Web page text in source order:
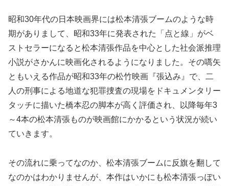
昭和30年代の日本映画界には松本清張ブームのような時
期がありまして、昭和33年に発表された「点と線」がベ
ストセラーになると松本清張作品を中心とした社会派推理
小説がさかんに映画化されるようになりました。その嚆矢
ともいえる作品が昭和33年の松竹映画『張込み』で、二
人の刑事による地道な犯罪捜査の現場をドキュメンタリー
タッチに描いた橋本忍の脚本が高く評価され、以降毎年3
～4本の松本清張ものが映画館にかかるという状況が続い
ていきます。
その流れに乗ってなのか、松本清張ブームに反旗を翻して
なのかはわかりませんが、本作はいかにも松本清張っぽい